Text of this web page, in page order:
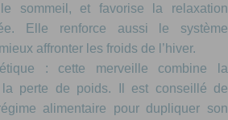
sommeil, et favorise la relaxation
Elle renforce aussi le système
affronter les froids de l’hiver.
: cette merveille combine la
la perte de poids. Il est conseillé de
alimentaire pour dupliquer son